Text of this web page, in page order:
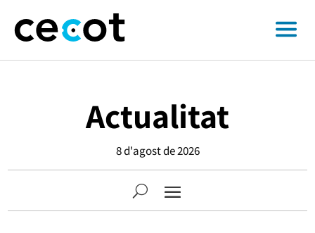
Actualitat
8 d'agost de 2026